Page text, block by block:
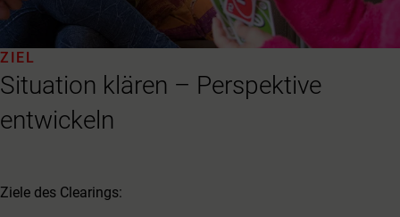
Situation klären – Perspektive
entwickeln
ZIEL
Ziele des Clearings: